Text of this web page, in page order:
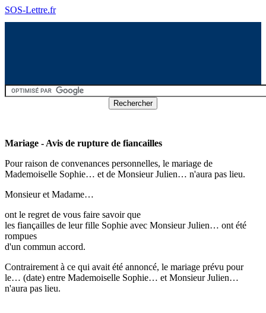
SOS-Lettre.fr
Mariage - Avis de rupture de fiancailles
Pour raison de convenances personnelles, le mariage de
Mademoiselle Sophie… et de Monsieur Julien… n'aura pas lieu.
Monsieur et Madame…
ont le regret de vous faire savoir que
les fiançailles de leur fille Sophie avec Monsieur Julien… ont été
rompues
d'un commun accord.
Contrairement à ce qui avait été annoncé, le mariage prévu pour
le… (date) entre Mademoiselle Sophie… et Monsieur Julien…
n'aura pas lieu.